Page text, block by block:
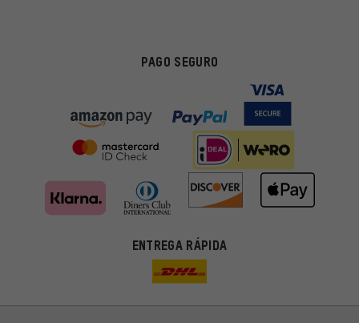
PAGO SEGURO
ENTREGA RÁPIDA
En lugar de publicidad al azar, obtendrás ofertas adecuadas para
ti. Las cookies de marketing nos ayudan a identificar tus
intereses con nuestros socios publicitarios y a mostrarte ofertas